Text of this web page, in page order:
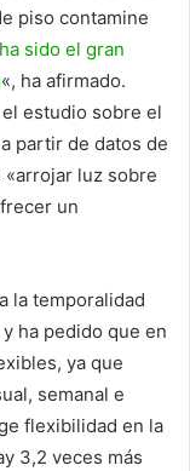
piso contamine
sido el gran
«, ha afirmado.
estudio sobre el
partir de datos de
luz sobre
un
la temporalidad
ha pedido que en
ya que
semanal e
flexibilidad en la
3,2 veces más